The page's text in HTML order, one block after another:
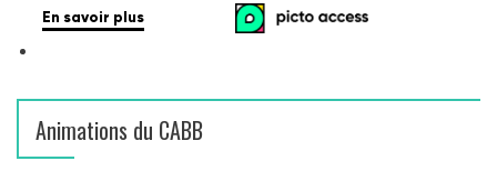
Animations du CABB